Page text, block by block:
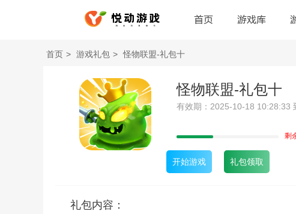
首页 游戏库
首页 > 游戏礼包 > 怪物联盟-礼包十
怪物联盟-礼包十
有效期：2025-10-18 10:28:33
剩
开始游戏 礼包领取
礼包内容：